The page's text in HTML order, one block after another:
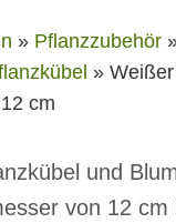
» Pflanzzubehör
»
cm
und
von 12 cm